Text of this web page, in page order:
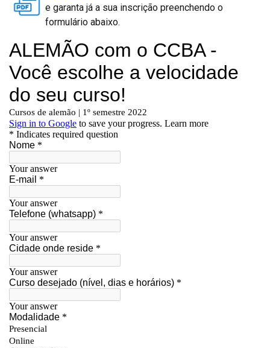
e garanta já a sua inscrição preenchendo o
formulário abaixo.